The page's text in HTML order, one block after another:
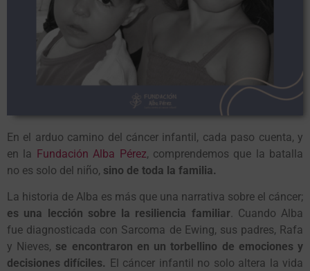
En el arduo camino del cáncer infantil, cada paso cuenta, y
en la Fundación Alba Pérez, comprendemos que la batalla
no es solo del niño, sino de toda la familia.
La historia de Alba es más que una narrativa sobre el cáncer;
es una lección sobre la resiliencia familiar. Cuando Alba
fue diagnosticada con Sarcoma de Ewing, sus padres, Rafa
y Nieves, se encontraron en un torbellino de emociones y
decisiones difíciles. El cáncer infantil no solo altera la vida